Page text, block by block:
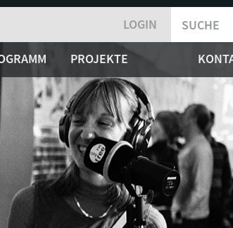
LOGIN SUCHE
PROJEKTE